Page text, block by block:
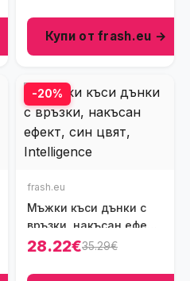
Купи от frash.eu →
-20%
frash.eu
Мъжки къси дънки с
връзки, накъсан ефект,
цвят син, Ft8463
28.22€35.29€